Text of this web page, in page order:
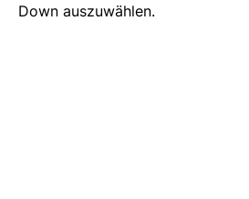
Down auszuwählen.